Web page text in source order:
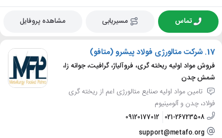
تماس مسیریابی مشاهده پروفایل
17. شرکت متالورژی فولاد پیشرو (متافو)
فروش مواد اولیه ریخته گری، فروآلیاژ، گرافیت، جوانه زا،
شمش چدن
تامین مواد اولیه صنایع متالورژی اعم از ریخته گری
فولاد، چدن و آلومینیوم
021-26723508
09120177012
support@metafo.org